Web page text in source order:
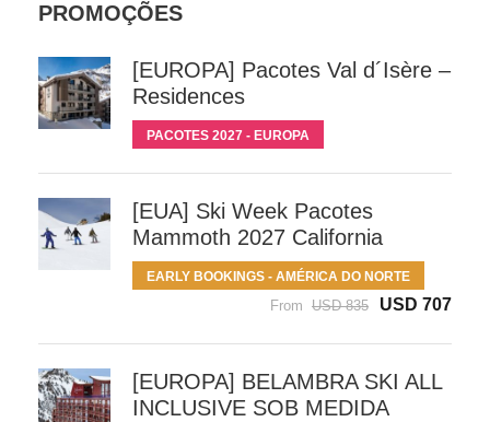
PROMOÇÕES
[EUROPA] Pacotes Val d´Isère –
Residences
PACOTES 2027 - EUROPA
[EUA] Ski Week Pacotes
Mammoth 2027 California
EARLY BOOKINGS - AMÉRICA DO NORTE
From USD 835 USD 707
[EUROPA] BELAMBRA SKI ALL
INCLUSIVE SOB MEDIDA